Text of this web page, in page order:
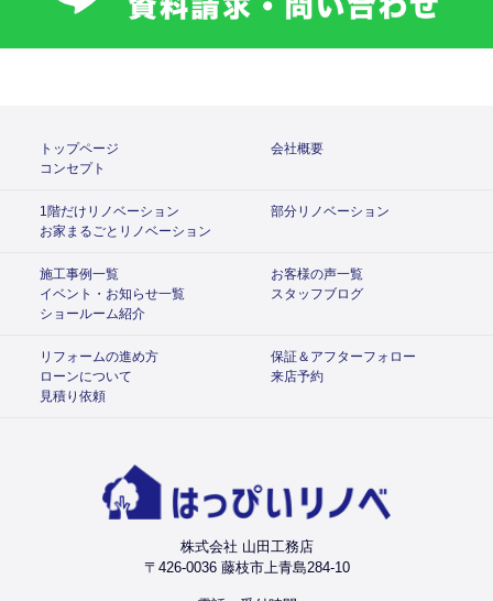
トップページ
会社概要
コンセプト
1階だけリノベーション
部分リノベーション
お家まるごとリノベーション
施工事例一覧
お客様の声一覧
イベント・お知らせ一覧
スタッフブログ
ショールーム紹介
リフォームの進め方
保証＆アフターフォロー
ローンについて
来店予約
見積り依頼
株式会社 山田工務店
〒426-0036 藤枝市上青島284-10